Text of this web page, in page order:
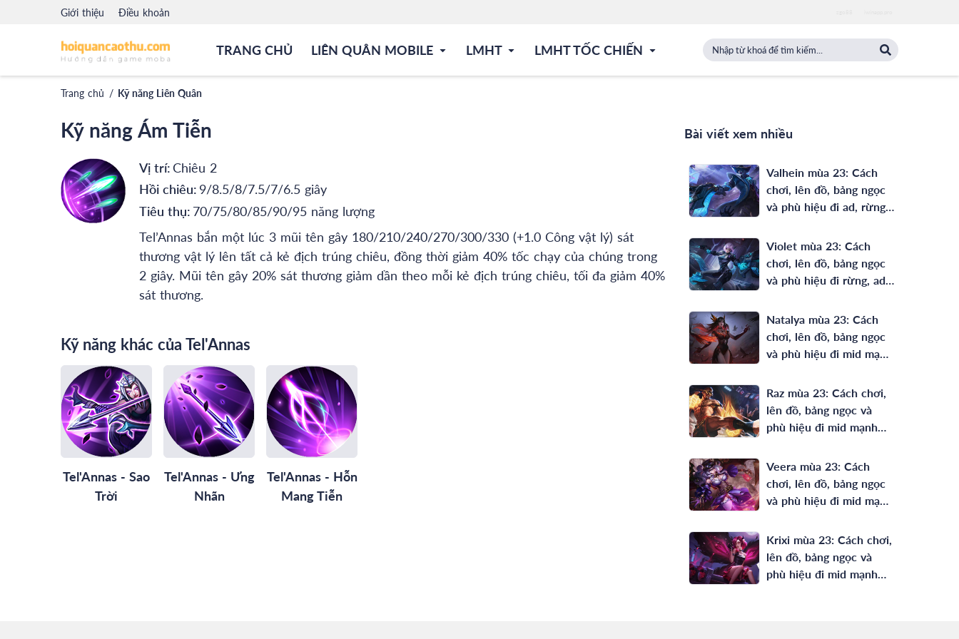
Giới thiệu Điều khoản
TRANG CHỦ LIÊN QUÂN MOBILE LMHT LMHT TỐC CHIẾN
Trang chủ / Kỹ năng Liên Quân
Kỹ năng Ám Tiễn
Vị trí:Chiêu 2
Hồi chiêu: 9/8.5/8/7.5/7/6.5 giây
Tiêu thụ: 70/75/80/85/90/95 năng lượng
Tel’Annas bắn một lúc 3 mũi tên gây 180/210/240/270/300/330 (+1.0 Công vật lý) sát
thương vật lý lên tất cả kẻ địch trúng chiêu, đồng thời giảm 40% tốc chạy của chúng trong
2 giây. Mũi tên gây 20% sát thương giảm dần theo mỗi kẻ địch trúng chiêu, tối đa giảm 40%
sát thương.
Kỹ năng khác của Tel'Annas
Tel'Annas - Sao
Trời
Tel'Annas - Ưng
Nhãn
Tel'Annas - Hỗn
Mang Tiễn
Bài viết xem nhiều
Valhein mùa 23: Cách
chơi, lên đồ, bảng ngọc
và phù hiệu đi ad, rừng
Violet mùa 23: Cách
chơi, lên đồ, bảng ngọc
và phù hiệu đi rừng, ad
Natalya mùa 23: Cách
chơi, lên đồ, bảng ngọc
và phù hiệu đi mid mạnh
Raz mùa 23: Cách chơi,
lên đồ, bảng ngọc và
phù hiệu đi mid mạnh
Veera mùa 23: Cách
chơi, lên đồ, bảng ngọc
và phù hiệu đi mid mạnh
Krixi mùa 23: Cách chơi,
lên đồ, bảng ngọc và
phù hiệu đi mid mạnh